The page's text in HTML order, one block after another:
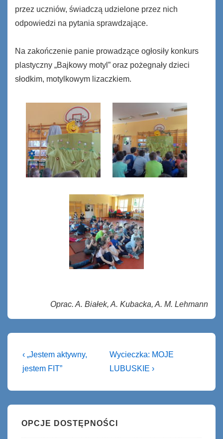
przez uczniów, świadczą udzielone przez nich
odpowiedzi na pytania sprawdzające.
Na zakończenie panie prowadzące ogłosiły konkurs
plastyczny „Bajkowy motyl” oraz pożegnały dzieci
słodkim, motylkowym lizaczkiem.
Oprac. A. Białek, A. Kubacka, A. M. Lehmann
Nawigacja
wpisu
Previous
Post
‹ „Jestem aktywny,
jestem FIT”
Next
Post
Wycieczka: MOJE
LUBUSKIE ›
OPCJE DOSTĘPNOŚCI